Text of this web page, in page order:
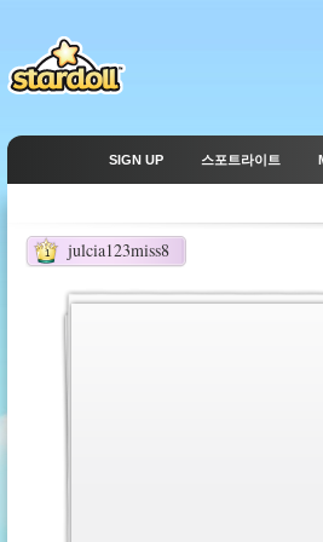
SIGN UP 스포트라이트
julcia123miss8
1